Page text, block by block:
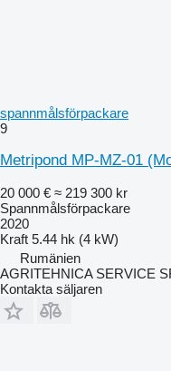
spannmålsförpackare
9
Metripond MP-MZ-01
20 000 € ≈ 219 300 kr
Spannmålsförpackare
2020
Kraft 5.44 hk (4 kW)
Rumänien
AGRITEHNICA SERVICE
Kontakta säljaren